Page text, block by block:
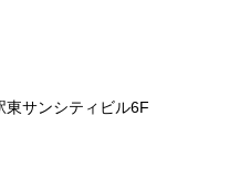
サンシティビル6F